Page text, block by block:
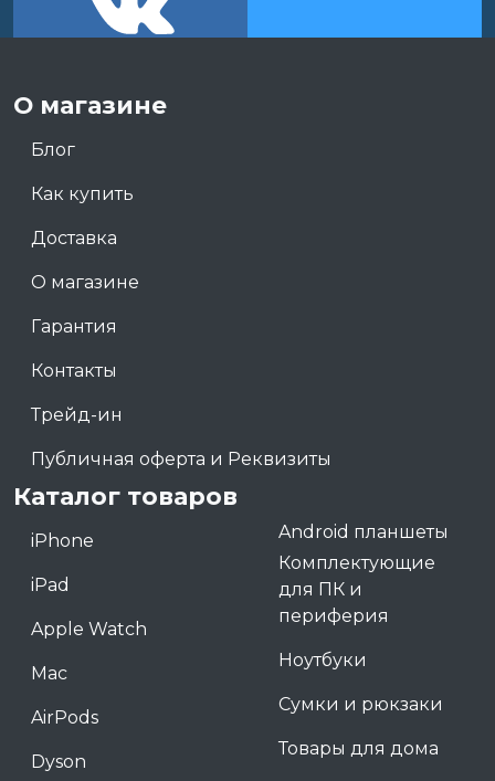
О магазине
Блог
Как купить
Доставка
О магазине
Гарантия
Контакты
Трейд-ин
Публичная оферта и Реквизиты
Каталог товаров
iPhone
iPad
Apple Watch
Mac
AirPods
Dyson
Android планшеты
Комплектующие
для ПК и
периферия
Ноутбуки
Сумки и рюкзаки
Товары для дома